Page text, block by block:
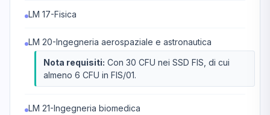
LM 17-Fisica
LM 20-Ingegneria aerospaziale e astronautica
Nota requisiti: Con 30 CFU nei SSD FIS, di cui
almeno 6 CFU in FIS/01.
LM 21-Ingegneria biomedica